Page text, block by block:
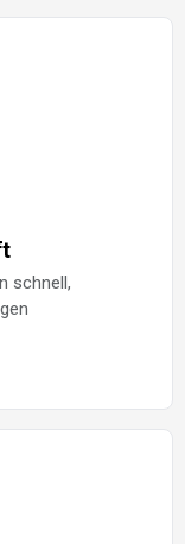
schnell,